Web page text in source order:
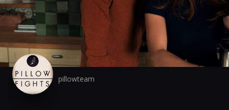
pillowteam